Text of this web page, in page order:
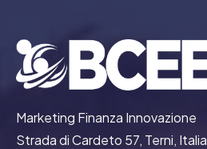
Marketing Finanza Innovazione
Strada di Cardeto 57, Terni, Italia